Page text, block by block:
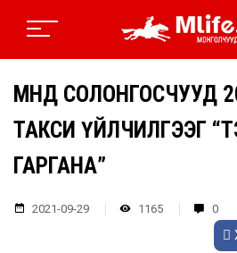
ӨМНӨД СОЛОНГОСЧУУД
ТАКСИ ҮЙЛЧИЛГЭЭГ
ГАРГАНА”
2021-09-29 1165 0